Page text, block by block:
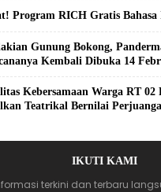
Program RICH Gratis Bahasa
Gunung Bokong,
Kembali Dibuka 14
Kebersamaan Warga RT 02
Teatrikal Bernilai
IKUTI KAMI
terkini dan terbaru